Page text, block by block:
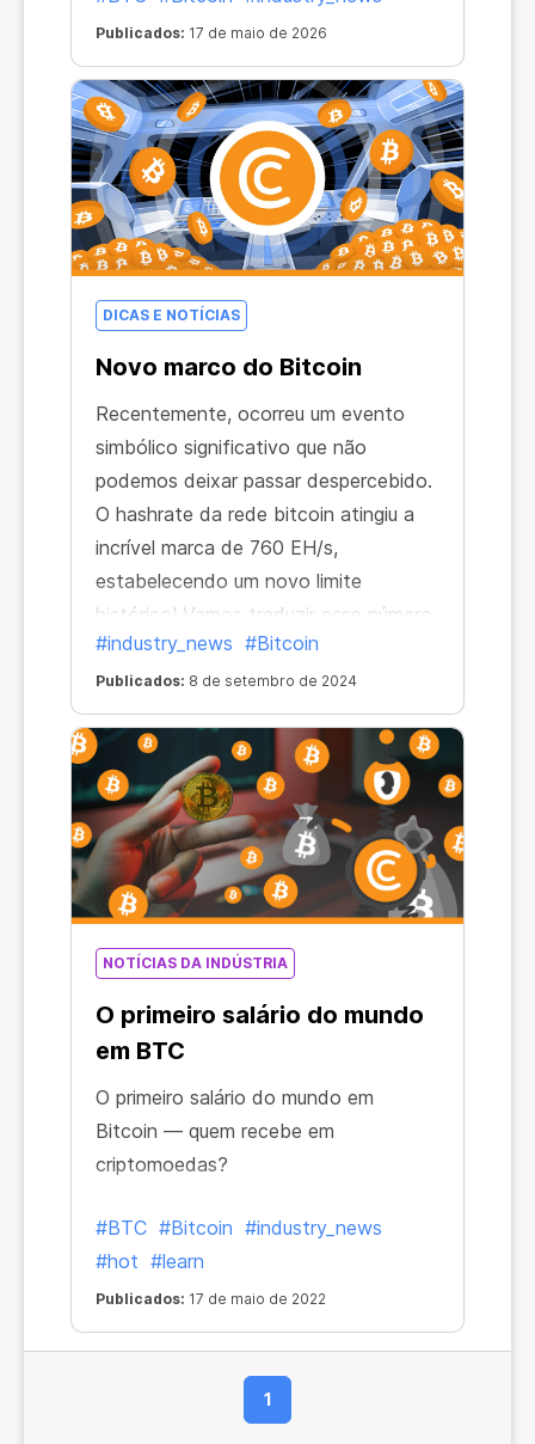
Publicados: 17 de maio de 2026
DICAS E NOTÍCIAS
Novo marco do Bitcoin
Recentemente, ocorreu um evento
simbólico significativo que não
podemos deixar passar despercebido.
O hashrate da rede bitcoin atingiu a
incrível marca de 760 EH/s,
estabelecendo um novo limite
histórico! Vamos traduzir esse número
em H/s familiares
#industry_news #Bitcoin
Publicados: 8 de setembro de 2024
NOTÍCIAS DA INDÚSTRIA
O primeiro salário do mundo
em BTC
O primeiro salário do mundo em
Bitcoin — quem recebe em
criptomoedas?
#BTC #Bitcoin #industry_news
#hot #learn
Publicados: 17 de maio de 2022
1